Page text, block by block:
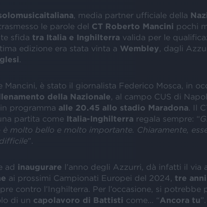
, media partner ufficiale della
le parole del CT Roberto Mancini pochi
sfida tra Italia e Inghilterra valida per le
edizione era stata vinta a Wembley , dagli
Mancini, è stato il giornalista Federico Mosca, in
della Nazionale , al campo CUS di
programma alle 20.45 allo stadio Maradona . Il
partita come Italia-Inghilterra regala sempre: “
molto bello e molto importante. Chiaramente,
”.
ad inaugurare l’anno degli Azzurri, dà infatti il via
ai prossimi Campionati Europei del 2024, tre
contro l’Inghilterra. Per l’occasione, si potrebbe
di un capolavoro di Battisti come... “Ancora tu